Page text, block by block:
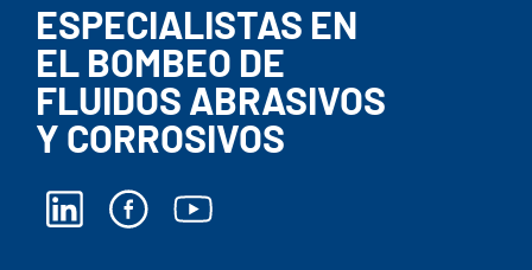
ESPECIALISTAS EN
EL BOMBEO DE
FLUIDOS ABRASIVOS
Y CORROSIVOS